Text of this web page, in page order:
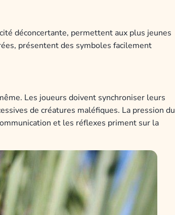
déconcertante, permettent aux plus jeunes
présentent des symboles facilement
Les joueurs doivent synchroniser leurs
de créatures maléfiques. La pression du
et les réflexes priment sur la